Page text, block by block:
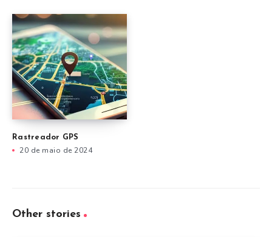
Rastreador GPS
20 de maio de 2024
Other stories